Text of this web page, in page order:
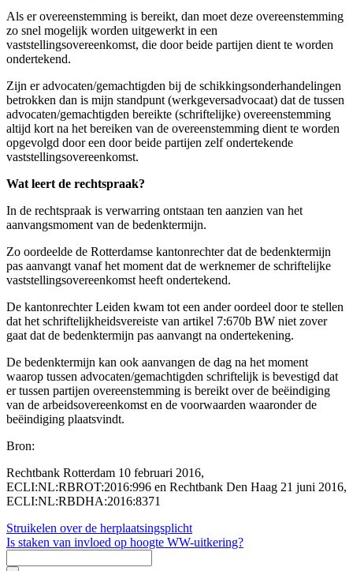
Als er overeenstemming is bereikt, dan moet deze overeenstemming
zo snel mogelijk worden uitgewerkt in een
vaststellingsovereenkomst, die door beide partijen dient te worden
ondertekend.
Zijn er advocaten/gemachtigden bij de schikkingsonderhandelingen
betrokken dan is mijn standpunt (werkgeversadvocaat) dat de tussen
advocaten/gemachtigden bereikte (schriftelijke) overeenstemming
altijd kort na het bereiken van de overeenstemming dient te worden
opgevolgd door een door beide partijen zelf ondertekende
vaststellingsovereenkomst.
Wat leert de rechtspraak?
In de rechtspraak is verwarring ontstaan ten aanzien van het
aanvangsmoment van de bedenktermijn.
Zo oordeelde de Rotterdamse kantonrechter dat de bedenktermijn
pas aanvangt vanaf het moment dat de werknemer de schriftelijke
vaststellingsovereenkomst heeft ondertekend.
De kantonrechter Leiden kwam tot een ander oordeel door te stellen
dat het schriftelijkheidsvereiste van artikel 7:670b BW niet zover
gaat dat de bedenktermijn pas aanvangt na ondertekening.
De bedenktermijn kan ook aanvangen de dag na het moment
waarop tussen advocaten/gemachtigden schriftelijk is bevestigd dat
er tussen partijen overeenstemming is bereikt over de beëindiging
van de arbeidsovereenkomst en de voorwaarden waaronder de
beëindiging plaatsvindt.
Bron:
Rechtbank Rotterdam 10 februari 2016,
ECLI:NL:RBROT:2016:996 en Rechtbank Den Haag 21 juni 2016,
ECLI:NL:RBDHA:2016:8371
Struikelen over de herplaatsingsplicht
Is staken van invloed op hoogte WW-uitkering?